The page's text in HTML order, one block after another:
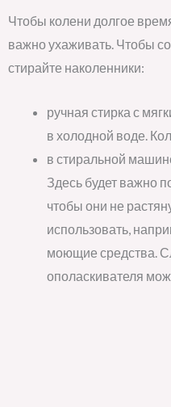
Чтобы колени долгое
важно ухаживать. Чтобы
стирайте наколенники:
ручная стирка с
в холодной воде.
в стиральной
Здесь будет важно
чтобы они не
использовать,
моющие средства.
ополаскивателя